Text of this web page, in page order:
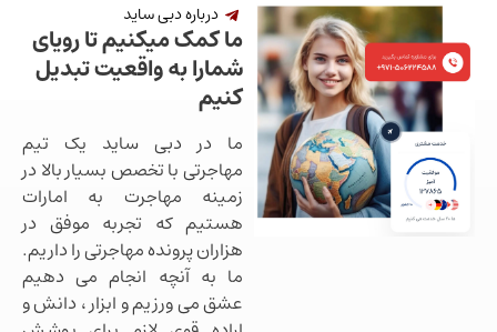
درباره دبی ساید
ما کمک میکنیم تا رویای
شمارا به واقعیت تبدیل
کنیم
ما در دبی ساید یک تیم
مهاجرتی با تخصص بسیار بالا در
زمینه مهاجرت به امارات
هستیم که تجربه موفق در
هزاران پرونده مهاجرتی را داریم.
ما به آنچه انجام می دهیم
عشق می ورزیم و ابزار ، دانش و